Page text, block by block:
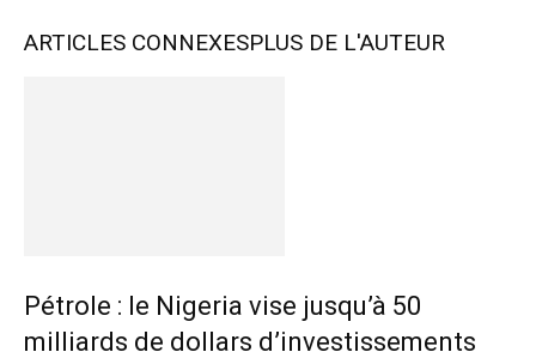
ARTICLES CONNEXESPLUS DE L'AUTEUR
Pétrole : le Nigeria vise jusqu’à 50
milliards de dollars d’investissements